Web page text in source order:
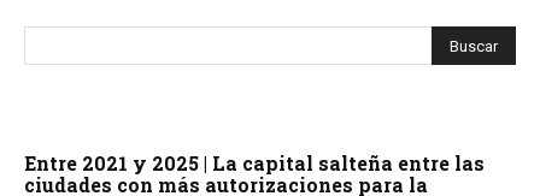
Entre 2021 y 2025 | La capital salteña entre las
ciudades con más autorizaciones para la